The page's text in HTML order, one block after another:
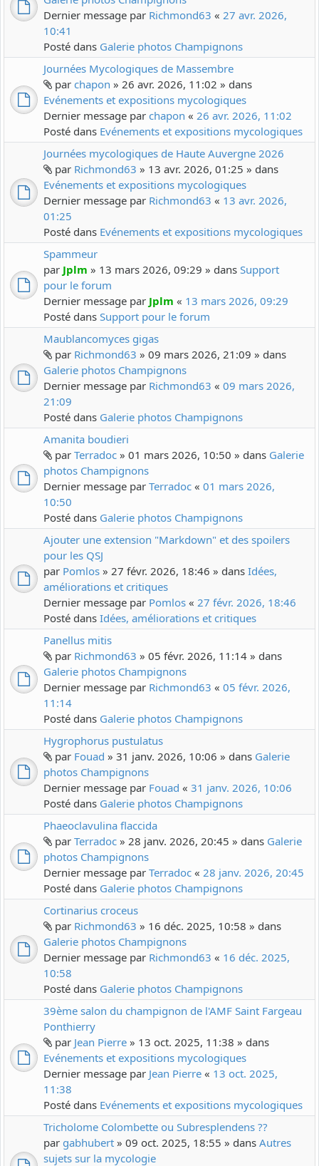
Dernier message par Richmond63 « 27 avr. 2026,
10:41
Posté dans Galerie photos Champignons
Journées Mycologiques de Massembre
par chapon » 26 avr. 2026, 11:02 » dans
Evénements et expositions mycologiques
Dernier message par chapon « 26 avr. 2026, 11:02
Posté dans Evénements et expositions mycologiques
Journées mycologiques de Haute Auvergne 2026
par Richmond63 » 13 avr. 2026, 01:25 » dans
Evénements et expositions mycologiques
Dernier message par Richmond63 « 13 avr. 2026,
01:25
Posté dans Evénements et expositions mycologiques
Spammeur
par Jplm » 13 mars 2026, 09:29 » dans Support
pour le forum
Dernier message par Jplm « 13 mars 2026, 09:29
Posté dans Support pour le forum
Maublancomyces gigas
par Richmond63 » 09 mars 2026, 21:09 » dans
Galerie photos Champignons
Dernier message par Richmond63 « 09 mars 2026,
21:09
Posté dans Galerie photos Champignons
Amanita boudieri
par Terradoc » 01 mars 2026, 10:50 » dans Galerie
photos Champignons
Dernier message par Terradoc « 01 mars 2026,
10:50
Posté dans Galerie photos Champignons
Ajouter une extension "Markdown" et des spoilers
pour les QSJ
par Pomlos » 27 févr. 2026, 18:46 » dans Idées,
améliorations et critiques
Dernier message par Pomlos « 27 févr. 2026, 18:46
Posté dans Idées, améliorations et critiques
Panellus mitis
par Richmond63 » 05 févr. 2026, 11:14 » dans
Galerie photos Champignons
Dernier message par Richmond63 « 05 févr. 2026,
11:14
Posté dans Galerie photos Champignons
Hygrophorus pustulatus
par Fouad » 31 janv. 2026, 10:06 » dans Galerie
photos Champignons
Dernier message par Fouad « 31 janv. 2026, 10:06
Posté dans Galerie photos Champignons
Phaeoclavulina flaccida
par Terradoc » 28 janv. 2026, 20:45 » dans Galerie
photos Champignons
Dernier message par Terradoc « 28 janv. 2026, 20:45
Posté dans Galerie photos Champignons
Cortinarius croceus
par Richmond63 » 16 déc. 2025, 10:58 » dans
Galerie photos Champignons
Dernier message par Richmond63 « 16 déc. 2025,
10:58
Posté dans Galerie photos Champignons
39ème salon du champignon de l'AMF Saint Fargeau
Ponthierry
par Jean Pierre » 13 oct. 2025, 11:38 » dans
Evénements et expositions mycologiques
Dernier message par Jean Pierre « 13 oct. 2025,
11:38
Posté dans Evénements et expositions mycologiques
Tricholome Colombette ou Subresplendens ??
par gabhubert » 09 oct. 2025, 18:55 » dans Autres
sujets sur la mycologie